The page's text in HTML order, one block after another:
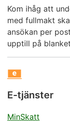
Kom ihåg att
med fullmakt
ansökan per
upptill på
E-tjänster
MinSkatt